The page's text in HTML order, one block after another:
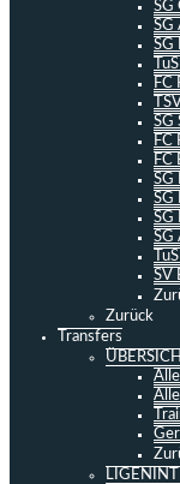
SG
SG
SG
FC
SG
FC
FC
SG
SG
SG
SG
SV
Zurück
Transfers